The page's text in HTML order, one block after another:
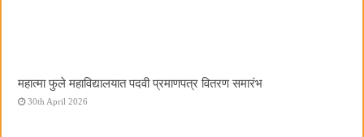
महात्मा फुले महाविद्यालयात पदवी प्रमाणपत्र वितरण समारंभ
30th April 2026